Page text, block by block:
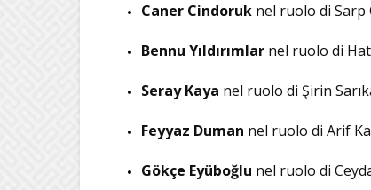
Caner Cindoruk nel ruolo di Sarp
Bennu Yıldırımlar nel ruolo di
Seray Kaya nel ruolo di Şirin
Feyyaz Duman nel ruolo di Arif
Gökçe Eyüboğlu nel ruolo di